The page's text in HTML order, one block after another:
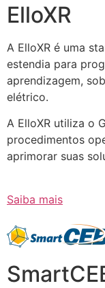
ElloXR
A ElloXR é uma
estendia para
aprendizagem,
elétrico.
A ElloXR utiliza o
procedimentos
aprimorar suas
Saiba mais